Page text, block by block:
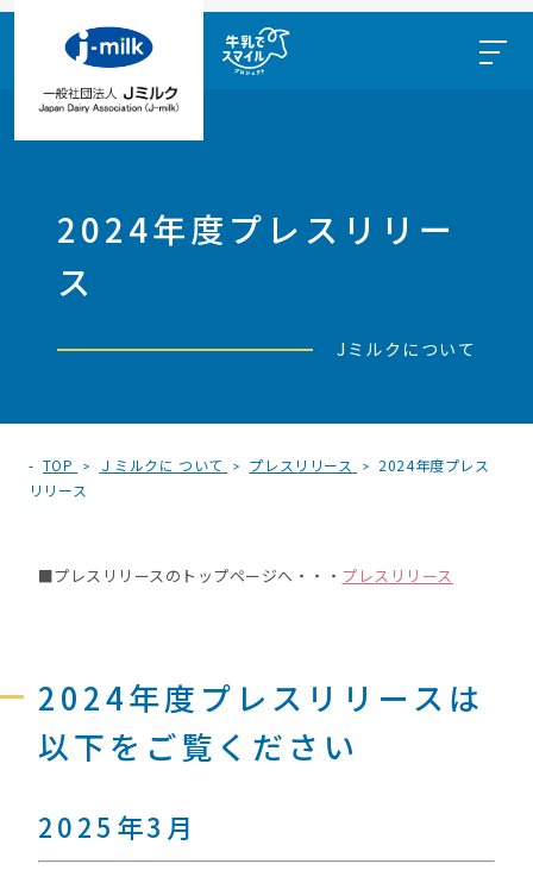
2024年度プレスリリー
ス
Jミルクについて
TOP Ｊミルクに ついて プレスリリース
2024年度プレス
リリース
■プレスリリースのトップページへ・・・ プレスリリース
2024年度プレスリリースは
以下をご覧ください
2025年3月